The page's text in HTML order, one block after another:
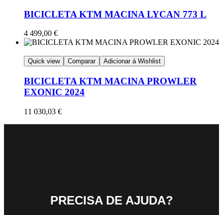
BICICLETA KTM MACINA LYCAN 773 L
4 499,00 €
Quick view Comparar Adicionar á Wishlist
BICICLETA KTM MACINA PROWLER
EXONIC 2024
11 030,03 €
PRECISA DE AJUDA?